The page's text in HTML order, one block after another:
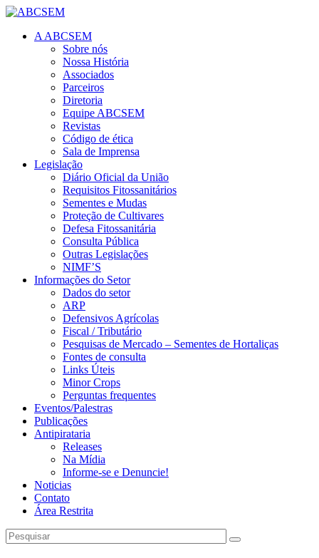
A ABCSEM
Sobre nós
Nossa História
Associados
Parceiros
Diretoria
Equipe ABCSEM
Revistas
Código de ética
Sala de Imprensa
Legislação
Diário Oficial da União
Requisitos Fitossanitários
Sementes e Mudas
Proteção de Cultivares
Defesa Fitossanitária
Consulta Pública
Outras Legislações
NIMF’S
Informações do Setor
Dados do setor
ARP
Defensivos Agrícolas
Fiscal / Tributário
Pesquisas de Mercado – Sementes de Hortaliças
Fontes de consulta
Links Úteis
Minor Crops
Perguntas frequentes
Eventos/Palestras
Publicações
Antipirataria
Releases
Na Mídia
Informe-se e Denuncie!
Noticias
Contato
Área Restrita